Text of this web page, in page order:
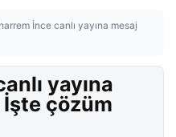
İnce canlı yayına mesaj
yayına
çözüm